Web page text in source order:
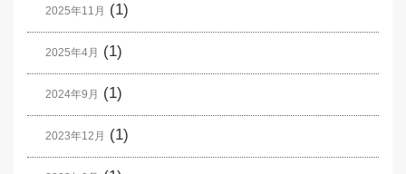
2025年11月 (1)
2025年4月 (1)
2024年9月 (1)
2023年12月 (1)